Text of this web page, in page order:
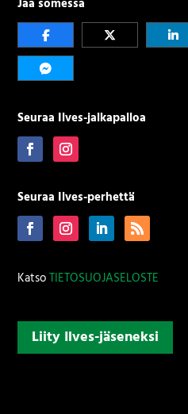
Jaa somessa
Seuraa Ilves-jalkapalloa
Seuraa Ilves-perhettä
KatsoTIETOSUOJASELOSTE
Liity Ilves-jäseneksi